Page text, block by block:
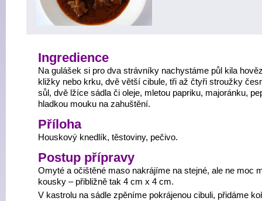
Ingredience
Na gulášek si pro dva strávníky nachystáme půl kila
kližky nebo krku, dvě větší cibule, tři až čtyři stroužky
sůl, dvě lžíce sádla či oleje, mletou papriku, majoránku,
hladkou mouku na zahuštění.
Příloha
Houskový knedlík, těstoviny, pečivo.
Postup přípravy
Omyté a očištěné maso nakrájíme na stejné, ale ne moc
kousky – přibližně tak 4 cm x 4 cm.
V kastrolu na sádle zpěníme pokrájenou cibuli, přidáme